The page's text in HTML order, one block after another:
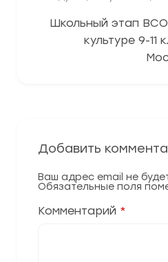
Школьный этап
культуре 9-11
Добавить
Ваш адрес email не
Обязательные поля
Комментарий *